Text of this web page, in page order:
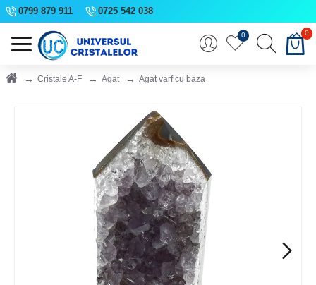
0799 879 911 0725 542 038
0 0
Cristale A-F Agat Agat varf cu baza